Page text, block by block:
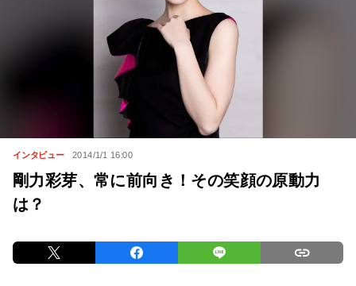
インタビュー 2014/1/1 16:00
剛力彩芽、常に前向き！その笑顔の原動力
は？